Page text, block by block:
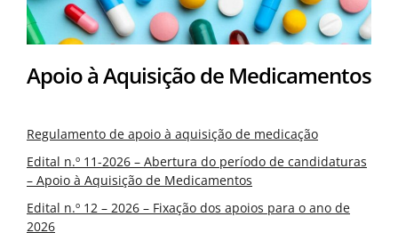
Apoio à Aquisição de Medicamentos
Regulamento de apoio à aquisição de medicação
Edital n.º 11-2026 – Abertura do período de candidaturas
– Apoio à Aquisição de Medicamentos
Edital n.º 12 – 2026 – Fixação dos apoios para o ano de
2026